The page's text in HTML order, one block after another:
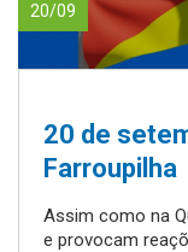
20/09
20 de
Farroupilha
Assim como na
e provocam